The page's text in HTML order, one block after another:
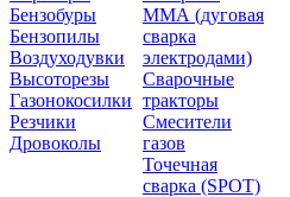
Бензобуры
Бензопилы
Воздуходувки
Высоторезы
Газонокосилки
Резчики
Дровоколы
ММА (дуговая
сварка
электродами)
Сварочные
тракторы
Смесители
газов
Точечная
сварка (SPOT)